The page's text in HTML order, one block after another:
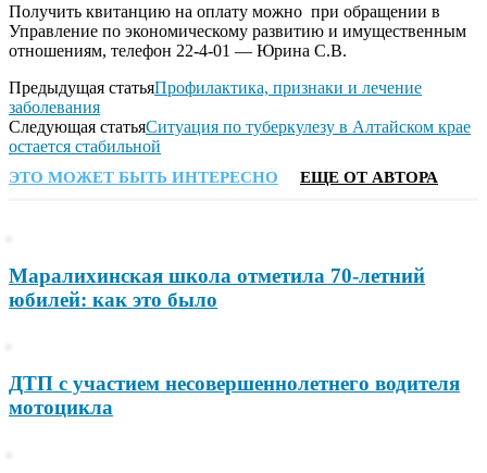
Получить квитанцию на оплату можно при обращении в
Управление по экономическому развитию и имущественным
отношениям, телефон 22-4-01 — Юрина С.В.
Предыдущая статьяПрофилактика, признаки и лечение
заболевания
Следующая статьяСитуация по туберкулезу в Алтайском крае
остается стабильной
ЭТО МОЖЕТ БЫТЬ ИНТЕРЕСНО ЕЩЕ ОТ АВТОРА
Маралихинская школа отметила 70-летний
юбилей: как это было
ДТП с участием несовершеннолетнего водителя
мотоцикла